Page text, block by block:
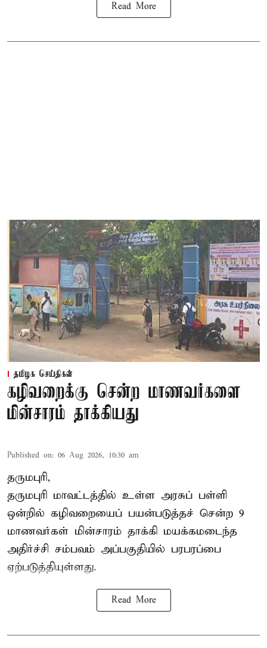
Read More
தமிழக செய்திகள்
கழிவறைக்கு சென்ற மாணவர்களை
மின்சாரம் தாக்கியது
Published on: 06 Aug 2026, 10:30 am
தருமபுரி,
தருமபுரி மாவட்டத்தில் உள்ள அரசுப் பள்ளி
ஒன்றில் கழிவறையைப் பயன்படுத்தச் சென்ற 9
மாணவர்கள் மின்சாரம் தாக்கி மயக்கமடைந்த
அதிர்ச்சி சம்பவம் அப்பகுதியில் பரபரப்பை
ஏற்படுத்தியுள்ளது.
Read More